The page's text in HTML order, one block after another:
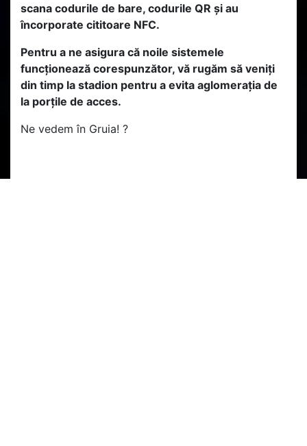
scana codurile de bare, codurile QR și au
încorporate cititoare NFC.
Pentru a ne asigura că noile sistemele
funcționează corespunzător, vă rugăm să veniți
din timp la stadion pentru a evita aglomerația de
la porțile de acces.
Ne vedem în Gruia! ?